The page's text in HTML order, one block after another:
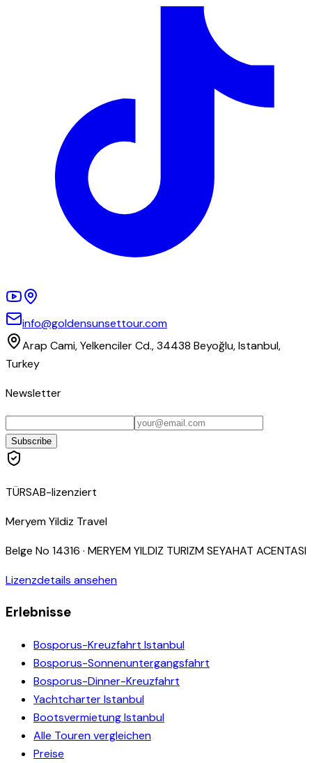
info@goldensunsettour.com
Arap Cami, Yelkenciler Cd., 34438 Beyoğlu, Istanbul,
Turkey
Newsletter
Subscribe
TÜRSAB-lizenziert
Meryem Yildiz Travel
Belge No 14316 · MERYEM YILDIZ TURIZM SEYAHAT ACENTASI
Lizenzdetails ansehen
Erlebnisse
Bosporus-Kreuzfahrt Istanbul
Bosporus-Sonnenuntergangsfahrt
Bosporus-Dinner-Kreuzfahrt
Yachtcharter Istanbul
Bootsvermietung Istanbul
Alle Touren vergleichen
Preise